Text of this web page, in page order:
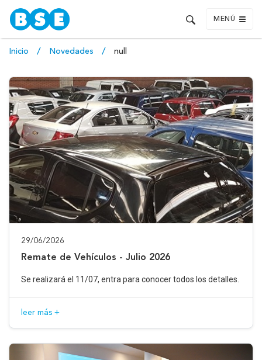
MENÚ
Inicio Novedades null
29/06/2026
Remate de Vehículos - Julio 2026
Se realizará el 11/07, entra para conocer todos los detalles.
leer más +